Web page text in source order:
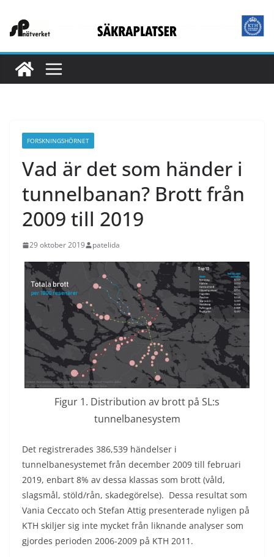
FORSKNINGSHÖRNET
Vad är det som händer i
tunnelbanan? Brott från
2009 till 2019
29 oktober 2019 patelida
Figur 1. Distribution av brott på SL:s
tunnelbanesystem
Det registrerades 386,539 händelser i
tunnelbanesystemet från december 2009 till februari
2019, enbart 8% av dessa klassas som brott (våld,
slagsmål, stöld/rån, skadegörelse). Dessa resultat som
Vania Ceccato och Stefan Attig presenterade nyligen på
KTH skiljer sig inte mycket från liknande analyser som
gjordes perioden 2006-2009 på KTH 2011.